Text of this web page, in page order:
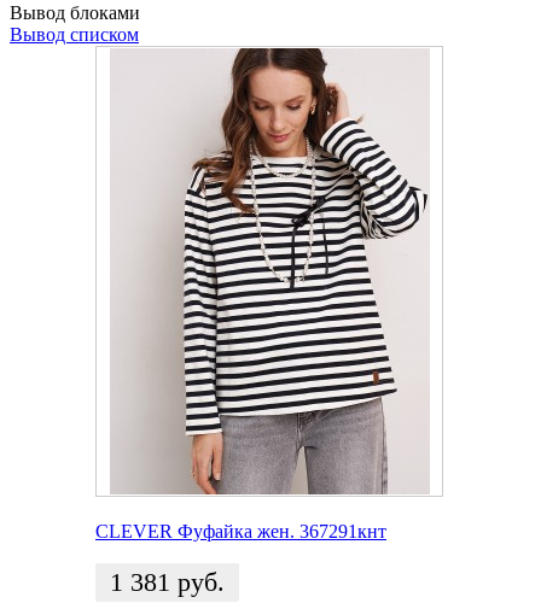
Вывод блоками
Вывод списком
CLEVER Фуфайка жен. 367291кнт
1 381 руб.